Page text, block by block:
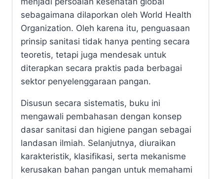
untuk memberikan pemahaman
komprehensif mengenai konsep, prinsip, dan
implementasi sanitasi dalam sistem
keamanan pangan. Buku ini hadir sebagai
respons terhadap meningkatnya tantangan
pencemaran pangan dan penyakit bawaan
makanan (foodborne diseases) yang masih
menjadi persoalan kesehatan global
sebagaimana dilaporkan oleh World Health
Organization . Oleh karena itu, penguasaan
prinsip sanitasi tidak hanya penting secara
teoretis, tetapi juga mendesak untuk
diterapkan secara praktis pada berbagai